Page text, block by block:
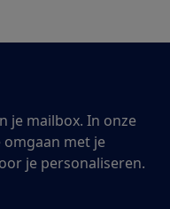
je mailbox. In onze
omgaan met je
je personaliseren.